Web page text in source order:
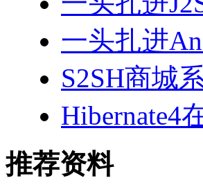
一头扎进
S2SH商城
Hibernate4
推荐资料